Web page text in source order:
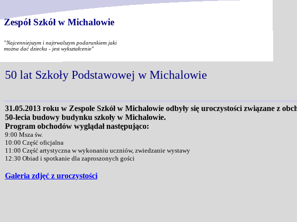
"Najcenniejszym i najtrwalszym podarunkiem jaki
można dać dziecku - jest wykształcenie"
Zespół Szkół w Michalowie
50 lat Szkoły Podstawowej w Michalowie
31.05.2013 roku w Zespole Szkół w Michalowie odbyły się uroczystości związane z
50-lecia budowy budynku szkoły w Michalowie.
Program obchodów wyglądał następująco:
9:00 Msza św.
10:00 Część oficjalna
11:00 Część artystyczna w wykonaniu uczniów, zwiedzanie wystawy
12:30 Obiad i spotkanie dla zaproszonych gości
Galeria zdjęć z uroczystości